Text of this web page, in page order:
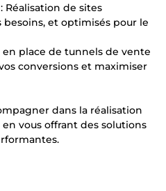
Réalisation de sites
besoins, et optimisés pour le
place de tunnels de vente
conversions et maximiser
dans la réalisation
vous offrant des solutions